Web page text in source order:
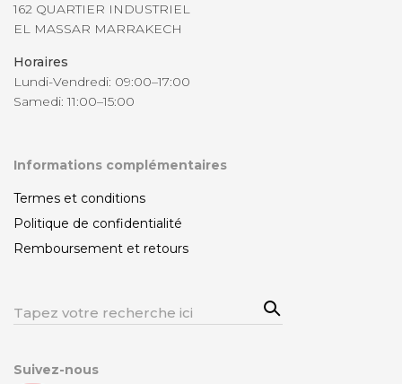
162 QUARTIER INDUSTRIEL
EL MASSAR MARRAKECH
Horaires
Lundi-Vendredi: 09:00–17:00
Samedi: 11:00–15:00
Informations complémentaires
Termes et conditions
Politique de confidentialité
Remboursement et retours
Rechercher:
Sea
rch
Suivez-nous